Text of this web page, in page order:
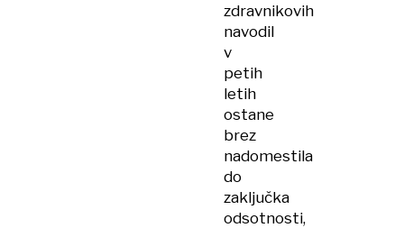
zdravnikovih
navodil
v
petih
letih
ostane
brez
nadomestila
do
zaključka
odsotnosti,